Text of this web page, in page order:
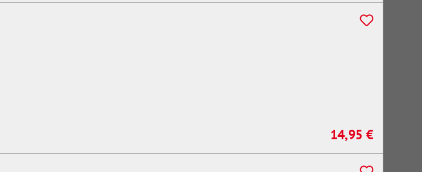
Regulärer Preis:
14,95 €